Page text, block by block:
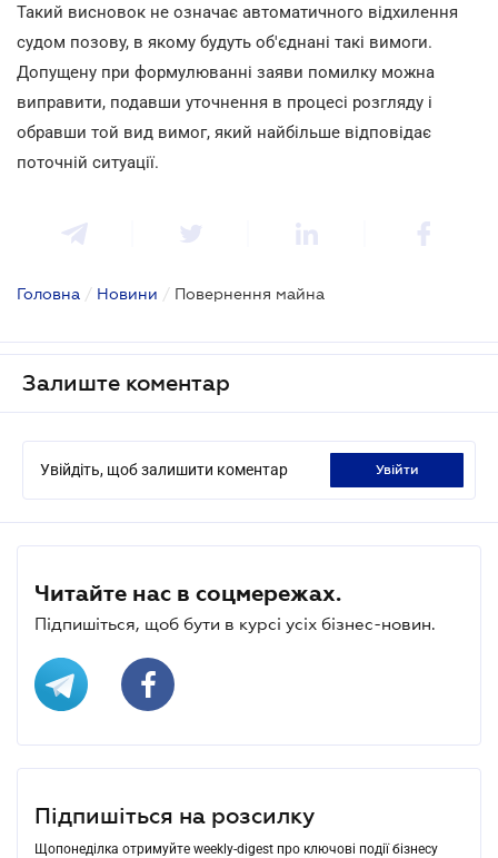
Такий висновок не означає автоматичного відхилення
судом позову, в якому будуть об'єднані такі вимоги.
Допущену при формулюванні заяви помилку можна
виправити, подавши уточнення в процесі розгляду і
обравши той вид вимог, який найбільше відповідає
поточній ситуації.
Головна / Новини / Повернення майна
Залиште коментар
Увійдіть, щоб залишити коментар увійти
Читайте нас в соцмережах.
Підпишіться, щоб бути в курсі усіх бізнес-новин.
Підпишіться на розсилку
Щопонеділка отримуйте weekly-digest про ключові події бізнесу